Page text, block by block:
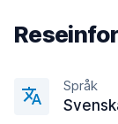
Språk